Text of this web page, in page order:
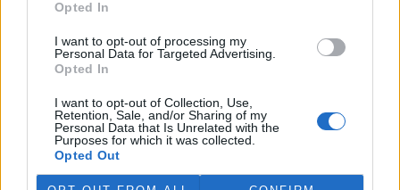
Opted In
I want to opt-out of processing my
Personal Data for Targeted Advertising.
Opted In
I want to opt-out of Collection, Use,
Retention, Sale, and/or Sharing of my
Personal Data that Is Unrelated with the
Purposes for which it was collected.
Opted Out
28.7.2026 10:40 (
Rybářství Litomyšl muselo
kvůli dlouhodobému suchu a
slovit pět rybníků. U dalších
vodních ploch hrozí, že při
pokračujícím poklesu hladiny bude nutné rovněž přistoupit k
výlovu. Letos je většina rybníků bez běžného přítoku vody, což
situaci zhoršuje. ČTK to řekl ředitel Rybářství Litomyšl Michal
Brychta.